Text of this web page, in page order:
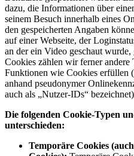
dazu, die Informationen über
seinem Besuch innerhalb eines
den gespeicherten Angaben
auf einer Webseite, der
an der ein Video geschaut
Cookies zählen wir ferner
Funktionen wie Cookies erfüllen
anhand pseudonymer
auch als „Nutzer-IDs“ bezeichnet)
Die folgenden Cookie-Typen
unterschieden:
Temporäre Cookies